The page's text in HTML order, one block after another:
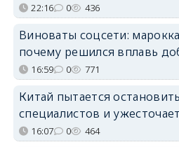
22:16 0 436
Виноваты соцсети:
почему решился вплавь
16:59 0 771
Китай пытается
специалистов и
16:07 0 464